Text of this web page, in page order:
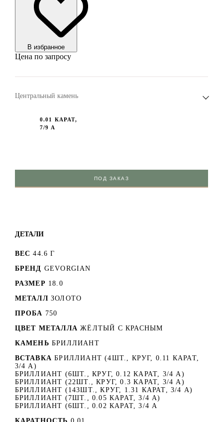
В избранноe
Цена по запросу
Центральный камень
0.01 КАРАТ,
7/9 А
ПОД ЗАКАЗ
ДЕТАЛИ
ВЕС 44.6 Г
БРЕНД GEVORGIAN
РАЗМЕР 18.0
МЕТАЛЛ ЗОЛОТО
ПРОБА 750
ЦВЕТ МЕТАЛЛА ЖЁЛТЫЙ С КРАСНЫМ
КАМЕНЬ БРИЛЛИАНТ
ВСТАВКА БРИЛЛИАНТ (4ШТ., КРУГ, 0.11 КАРАТ,
3/4 А)
БРИЛЛИАНТ (6ШТ., КРУГ, 0.12 КАРАТ, 3/4 А)
БРИЛЛИАНТ (22ШТ., КРУГ, 0.3 КАРАТ, 3/4 А)
БРИЛЛИАНТ (143ШТ., КРУГ, 1.31 КАРАТ, 3/4 А)
БРИЛЛИАНТ (7ШТ., 0.05 КАРАТ, 3/4 А)
БРИЛЛИАНТ (6ШТ., 0.02 КАРАТ, 3/4 А